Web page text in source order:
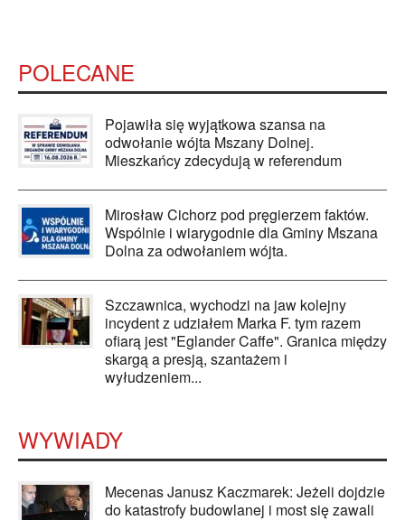
POLECANE
Pojawiła się wyjątkowa szansa na
odwołanie wójta Mszany Dolnej.
Mieszkańcy zdecydują w referendum
Mirosław Cichorz pod pręgierzem faktów.
Wspólnie i wiarygodnie dla Gminy Mszana
Dolna za odwołaniem wójta.
Szczawnica, wychodzi na jaw kolejny
incydent z udziałem Marka F. tym razem
ofiarą jest "Eglander Caffe". Granica między
skargą a presją, szantażem i
wyłudzeniem...
WYWIADY
Mecenas Janusz Kaczmarek: Jeżeli dojdzie
do katastrofy budowlanej i most się zawali